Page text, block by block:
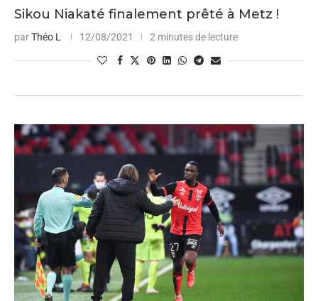
Sikou Niakaté finalement prêté à Metz !
parThéo L 12/08/2021 2 minutes de lecture